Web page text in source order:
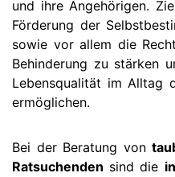
und ihre Angehörigen.
Förderung der
sowie vor allem die
Behinderung zu stärken
Lebensqualität im Alltag
ermöglichen.
Bei der Beratung von
Ratsuchenden sind die